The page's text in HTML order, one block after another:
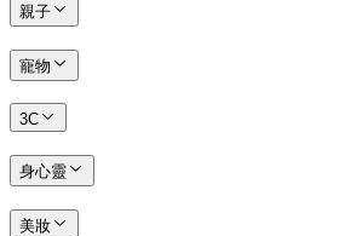
親子
寵物
3C
身心靈
美妝